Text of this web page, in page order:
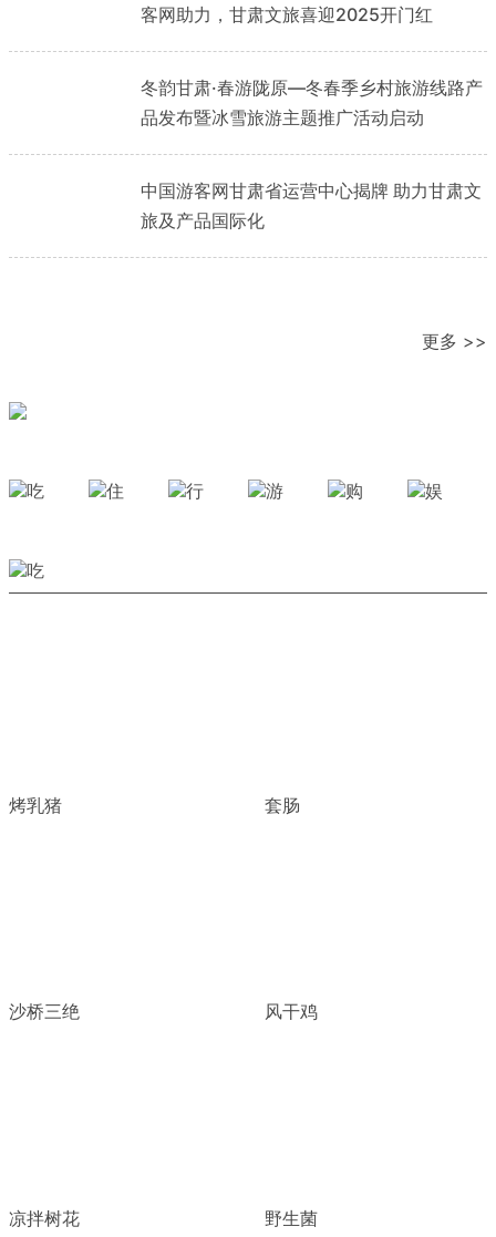
客网助力，甘肃文旅喜迎2025开门红
冬韵甘肃·春游陇原—冬春季乡村旅游线路产
品发布暨冰雪旅游主题推广活动启动
中国游客网甘肃省运营中心揭牌 助力甘肃文
旅及产品国际化
更多 >>
烤乳猪 套肠
沙桥三绝 风干鸡
凉拌树花 野生菌